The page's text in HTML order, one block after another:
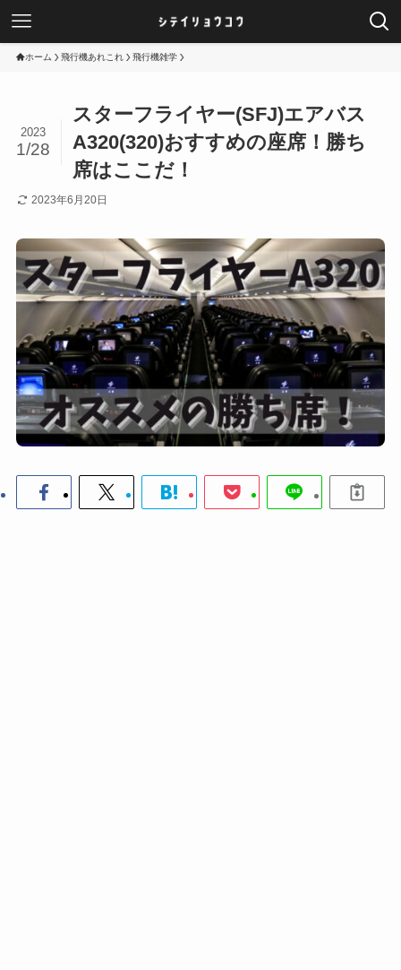
ホーム 飛行機あれこれ 飛行機雑学
スターフライヤー(SFJ)エアバス
A320(320)おすすめの座席！勝ち
席はここだ！
2023
1/28
2023年6月20日